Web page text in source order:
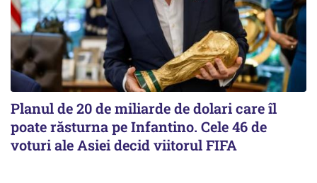
Planul de 20 de miliarde de dolari care îl
poate răsturna pe Infantino. Cele 46 de
voturi ale Asiei decid viitorul FIFA